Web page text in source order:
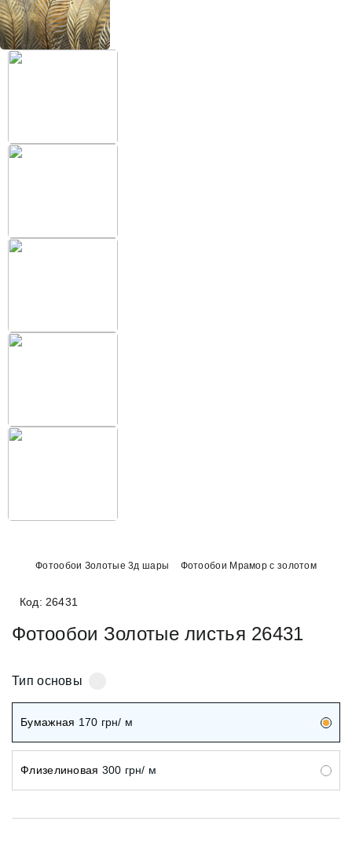
Избранное
Фотообои Золотые 3д шары Фотообои Мрамор с золотом
Код: 26431
Фотообои Золотые листья 26431
Тип основы
Бумажная 170 грн/ м
Флизелиновая 300 грн/ м